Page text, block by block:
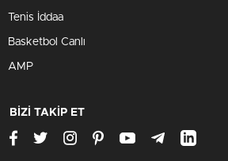
Tenis İddaa
Basketbol Canlı
AMP
BİZİ TAKİP ET